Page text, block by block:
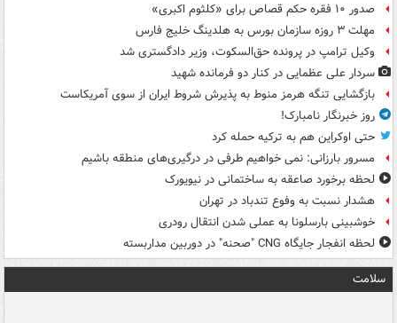
صدور ۱۰ فقره حکم قصاص برای «کلثوم اکبری»
مهلت ۳ روزه سازمان بورس به هلدینگ خلیج فارس
وکیل ترامپ در پرونده حق‌السکوت، وزیر دادگستری شد
سردار علی عظمایی در کنار دو فرمانده شهید
بازگشایی تنگه هرمز منوط به پذیرش شروط ایران از سوی آمریکاست
روز خبرنگار نامبارک!
حتی اوکراین هم به ترکیه حمله کرد
مسرور بارزانی: نمی خواهیم طرفی در درگیری‌های منطقه باشیم
لحظه برخورد صاعقه به ساختمانی در نیویورک
هشدار نسبت به وفوع تندباد در تهران
خوشبینی بارسلونا به عملی شدن انتقال رودری
لحظه انفجار جایگاه CNG "صحنه" در دوربین مداربسته
سلامت